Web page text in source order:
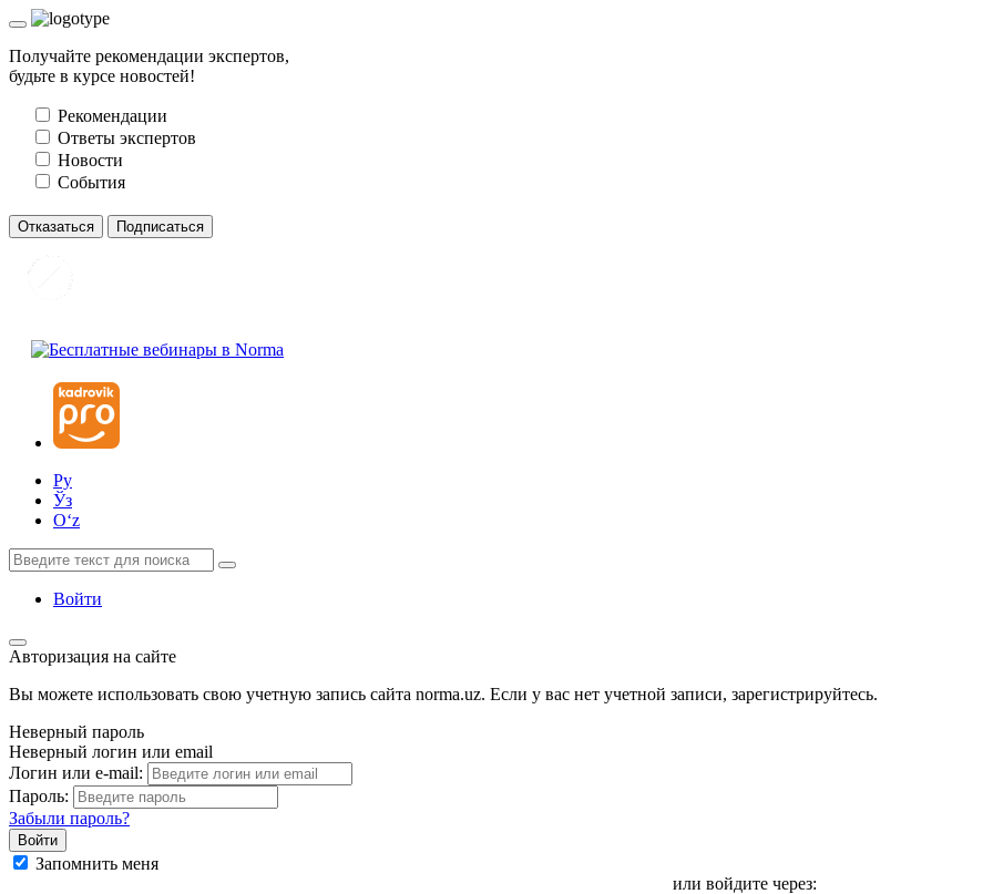
Получайте рекомендации экспертов,
будьте в курсе новостей!
Рекомендации
Ответы экспертов
Новости
События
Отказаться Подписаться
Ру
Ўз
Oʻz
Войти
Авторизация на сайте
Вы можете использовать свою учетную запись сайта norma.uz. Если у вас нет учетной записи, зарегистрируйтесь.
Неверный пароль
Неверный логин или email
Логин или e-mail:
Пароль:
Забыли пароль?
Запомнить меня
или войдите через: